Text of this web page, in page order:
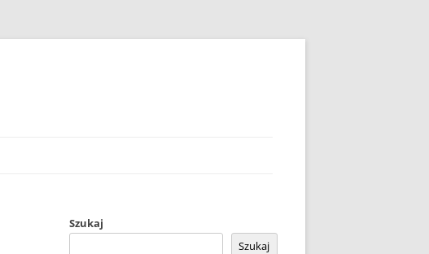
Szukaj
Szukaj